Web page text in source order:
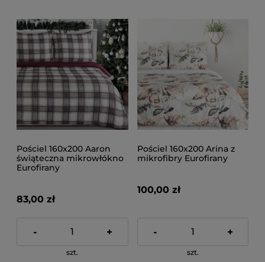
Pościel 160x200 Aaron
świąteczna mikrowłókno
Eurofirany
83,00 zł
- +
szt.
Pościel 160x200 Arina z
mikrofibry Eurofirany
100,00 zł
- +
szt.